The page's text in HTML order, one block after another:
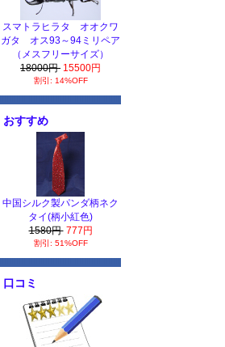
スマトラヒラタ オオクワ
ガタ オス93～94ミリペア
（メスフリーサイズ）
18000円 15500円
割引: 14%OFF
おすすめ
中国シルク製パンダ柄ネク
タイ(柄小紅色)
1580円 777円
割引: 51%OFF
口コミ